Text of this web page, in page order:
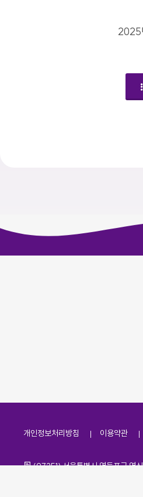
2025
개인정보처리방침 이용약관
주소
(07251) 서울특별시 영등포구 영